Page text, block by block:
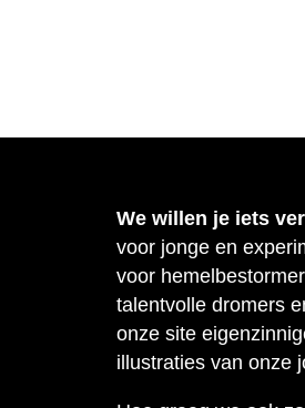
We willen je iets
voor jonge en
voor
talentvolle dromers
onze site
illustraties van onze